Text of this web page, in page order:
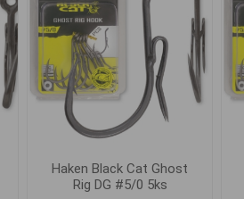
Haken Black Cat Ghost
Rig DG #5/0 5ks